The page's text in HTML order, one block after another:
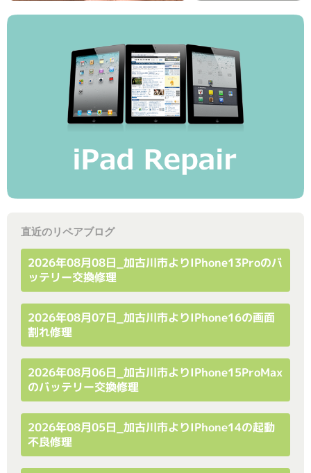
直近のリペアブログ
2026年08月08日_加古川市よりiPhone13Proのバ
ッテリー交換修理
2026年08月07日_加古川市よりiPhone16の画面
割れ修理
2026年08月06日_加古川市よりiPhone15ProMax
のバッテリー交換修理
2026年08月05日_加古川市よりiPhone14の起動
不良修理